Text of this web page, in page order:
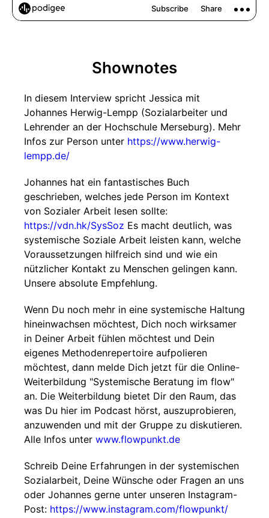
Shownotes
In diesem Interview spricht Jessica mit
Johannes Herwig-Lempp (Sozialarbeiter und
Lehrender an der Hochschule Merseburg). Mehr
Infos zur Person unter https://www.herwig-
lempp.de/
Johannes hat ein fantastisches Buch
geschrieben, welches jede Person im Kontext
von Sozialer Arbeit lesen sollte:
https://vdn.hk/SysSoz Es macht deutlich, was
systemische Soziale Arbeit leisten kann, welche
Voraussetzungen hilfreich sind und wie ein
nützlicher Kontakt zu Menschen gelingen kann.
Unsere absolute Empfehlung.
Wenn Du noch mehr in eine systemische Haltung
hineinwachsen möchtest, Dich noch wirksamer
in Deiner Arbeit fühlen möchtest und Dein
eigenes Methodenrepertoire aufpolieren
möchtest, dann melde Dich jetzt für die Online-
Weiterbildung "Systemische Beratung im flow"
an. Die Weiterbildung bietet Dir den Raum, das
was Du hier im Podcast hörst, auszuprobieren,
anzuwenden und mit der Gruppe zu diskutieren.
Alle Infos unter www.flowpunkt.de
Schreib Deine Erfahrungen in der systemischen
Sozialarbeit, Deine Wünsche oder Fragen an uns
oder Johannes gerne unter unseren Instagram-
Post: https://www.instagram.com/flowpunkt/